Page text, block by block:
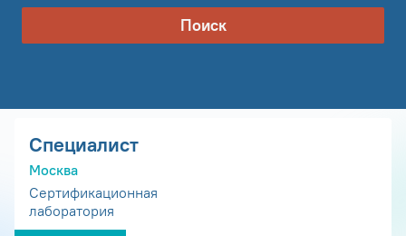
Поиск
Специалист
Москва
Сертификационная
лаборатория